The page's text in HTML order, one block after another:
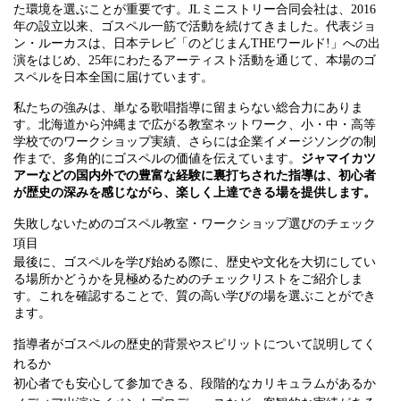
た環境を選ぶことが重要です。JLミニストリー合同会社は、2016
年の設立以来、ゴスペル一筋で活動を続けてきました。代表ジョ
ン・ルーカスは、日本テレビ「のどじまんTHEワールド!」への出
演をはじめ、25年にわたるアーティスト活動を通じて、本場のゴ
スペルを日本全国に届けています。
私たちの強みは、単なる歌唱指導に留まらない総合力にありま
す。北海道から沖縄まで広がる教室ネットワーク、小・中・高等
学校でのワークショップ実績、さらには企業イメージソングの制
作まで、多角的にゴスペルの価値を伝えています。 ジャマイカツ
アーなどの国内外での豊富な経験に裏打ちされた指導は、初心者
が歴史の深みを感じながら、楽しく上達できる場を提供します。
失敗しないためのゴスペル教室・ワークショップ選びのチェック
項目
最後に、ゴスペルを学び始める際に、歴史や文化を大切にしてい
る場所かどうかを見極めるためのチェックリストをご紹介しま
す。これを確認することで、質の高い学びの場を選ぶことができ
ます。
指導者がゴスペルの歴史的背景やスピリットについて説明してく
れるか
初心者でも安心して参加できる、段階的なカリキュラムがあるか